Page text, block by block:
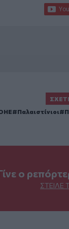
Παλαιστίνιοι
ο
ΣΤΕΊΛΕ